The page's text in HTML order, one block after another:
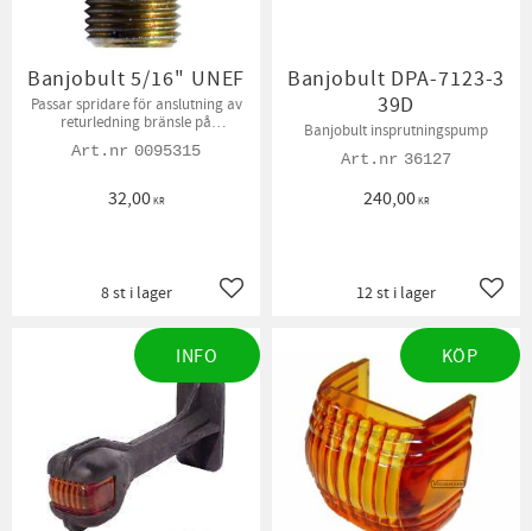
Banjobult 5/16" UNEF
Passar spridare för anslutning av
returledning bränsle på
0095315
32,00KR
Lägg till i favoriter
8 st i lager
Banjobult DPA-7123-3
39D
Banjobult insprutningspump
36127
240,00KR
12 st i lager
INFO KÖP